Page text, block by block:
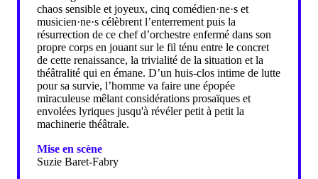
chaos sensible et joyeux, cinq comédien·ne·s et
musicien·ne·s célèbrent l’enterrement puis la
résurrection de ce chef d’orchestre enfermé dans son
propre corps en jouant sur le fil ténu entre le concret
de cette renaissance, la trivialité de la situation et la
théâtralité qui en émane. D’un huis-clos intime de lutte
pour sa survie, l’homme va faire une épopée
miraculeuse mêlant considérations prosaïques et
envolées lyriques jusqu'à révéler petit à petit la
machinerie théâtrale.
Mise en scène
Suzie Baret-Fabry